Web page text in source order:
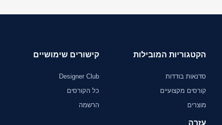
הקטגוריות המובילות
סדנאות בודדות
קורסים מקצועיים
מוצרים
קישורים שימושיים
Designer Club
כל הקורסים
הרשמה
עזרה